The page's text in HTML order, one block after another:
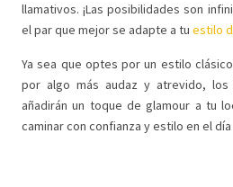
llamativos. ¡Las posibilidades son
el par que mejor se adapte a tu estilo
Ya sea que optes por un estilo
por algo más audaz y atrevido, los
añadirán un toque de glamour a tu
caminar con confianza y estilo en el